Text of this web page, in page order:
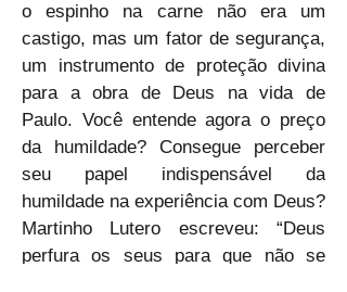
o espinho na carne não era um
castigo, mas um fator de segurança,
um instrumento de proteção divina
para a obra de Deus na vida de
Paulo. Você entende agora o preço
da humildade? Consegue perceber
seu papel indispensável da
humildade na experiência com Deus?
Martinho Lutero escreveu: “Deus
perfura os seus para que não se